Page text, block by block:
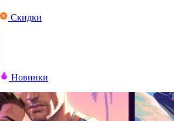
Скидки
Новинки